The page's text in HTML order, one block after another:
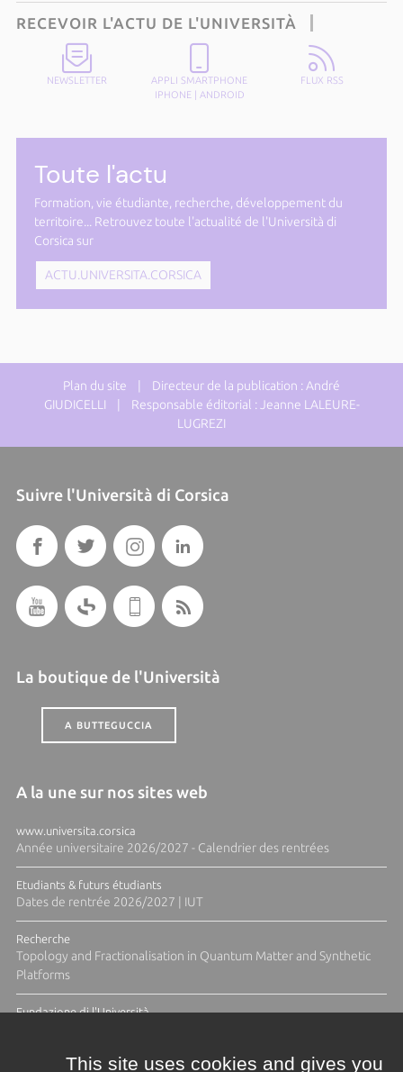
RECEVOIR L'ACTU DE L'UNIVERSITÀ
NEWSLETTER
APPLI SMARTPHONE
IPHONE
ANDROID
FLUX RSS
Toute l'actu
Formation, vie étudiante, recherche, développement du
territoire... Retrouvez toute l'actualité de l'Università di
Corsica sur
ACTU.UNIVERSITA.CORSICA
Plan du site | Directeur de la publication : André
GIUDICELLI | Responsable éditorial : Jeanne LALEURE-
LUGREZI
Suivre l'Università di Corsica
La boutique de l'Università
A BUTTEGUCCIA
A la une sur nos sites web
www.universita.corsica
Année universitaire 2026/2027 - Calendrier des rentrées
Etudiants & futurs étudiants
Dates de rentrée 2026/2027 | IUT
Recherche
Topology and Fractionalisation in Quantum Matter and Synthetic
Platforms
Fundazione di l'Università
This site uses cookies and gives you